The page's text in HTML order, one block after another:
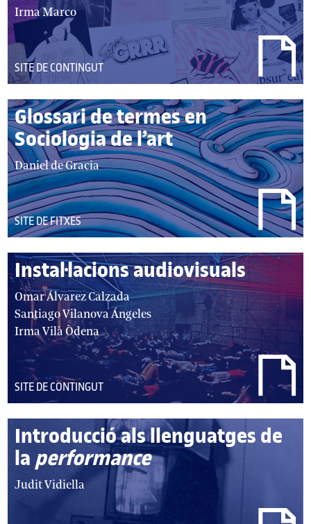
autor/autors:
Irma Marco
DEL
TIPUS:
SITE DE CONTINGUT
Glossari de termes en
Sociologia de l’art
autor/autors:
Daniel de Gracia
DEL
TIPUS:
SITE DE FITXES
Instal·lacions audiovisuals
autor/autors:
Omar Álvarez Calzada
Santiago Vilanova Ángeles
Irma Vilà Òdena
DEL
TIPUS:
SITE DE CONTINGUT
Introducció als llenguatges de
la performance
autor/autors:
Judit Vidiella